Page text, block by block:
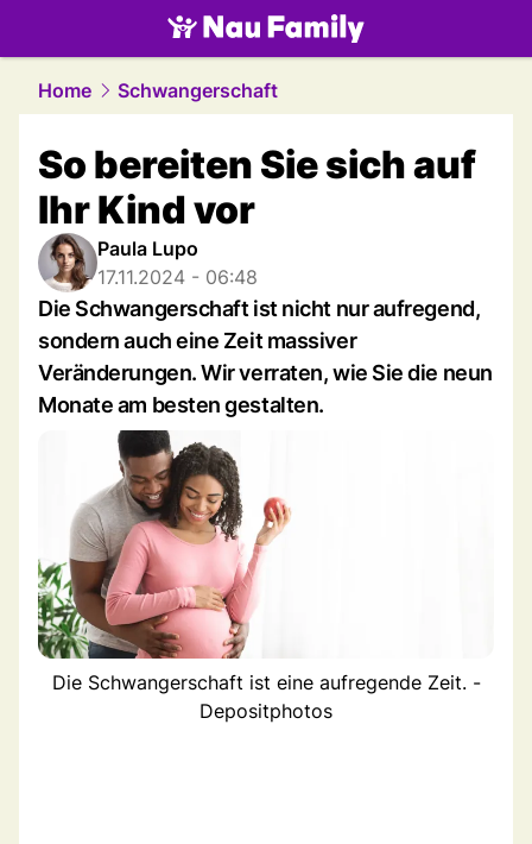
family.NAU.ch
Home Schwangerschaft
So bereiten Sie sich auf
Ihr Kind vor
Paula Lupo
17.11.2024 - 06:48
Die Schwangerschaft ist nicht nur aufregend,
sondern auch eine Zeit massiver
Veränderungen. Wir verraten, wie Sie die neun
Monate am besten gestalten.
Die Schwangerschaft ist eine aufregende Zeit. -
Depositphotos